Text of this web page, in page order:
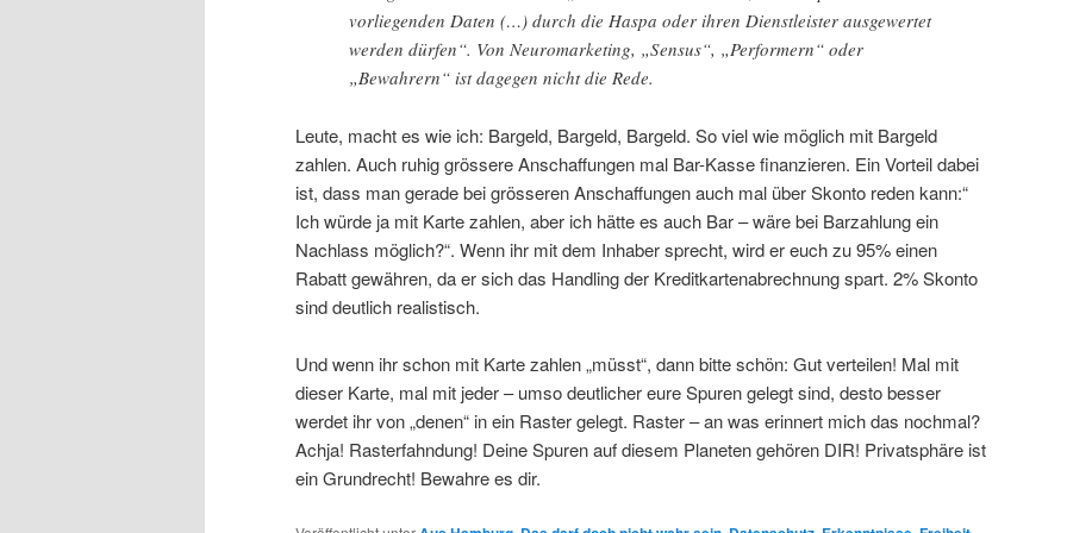
vorliegenden Daten (…) durch die Haspa oder ihren Dienstleister ausgewertet
werden dürfen“. Von Neuromarketing, „Sensus“, „Performern“ oder
„Bewahrern“ ist dagegen nicht die Rede.
Leute, macht es wie ich: Bargeld, Bargeld, Bargeld. So viel wie möglich mit Bargeld
zahlen. Auch ruhig grössere Anschaffungen mal Bar-Kasse finanzieren. Ein Vorteil dabei
ist, dass man gerade bei grösseren Anschaffungen auch mal über Skonto reden kann:“
Ich würde ja mit Karte zahlen, aber ich hätte es auch Bar – wäre bei Barzahlung ein
Nachlass möglich?“. Wenn ihr mit dem Inhaber sprecht, wird er euch zu 95% einen
Rabatt gewähren, da er sich das Handling der Kreditkartenabrechnung spart. 2% Skonto
sind deutlich realistisch.
Und wenn ihr schon mit Karte zahlen „müsst“, dann bitte schön: Gut verteilen! Mal mit
dieser Karte, mal mit jeder – umso deutlicher eure Spuren gelegt sind, desto besser
werdet ihr von „denen“ in ein Raster gelegt. Raster – an was erinnert mich das nochmal?
Achja! Rasterfahndung! Deine Spuren auf diesem Planeten gehören DIR! Privatsphäre ist
ein Grundrecht! Bewahre es dir.